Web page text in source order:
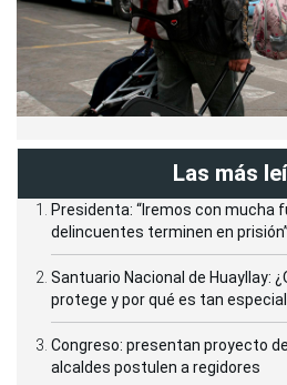
Las más
Presidenta: “Iremos con mucha
delincuentes terminen en prisión”
Santuario Nacional de Huayllay:
protege y por qué es tan
Congreso: presentan proyecto
alcaldes postulen a regidores